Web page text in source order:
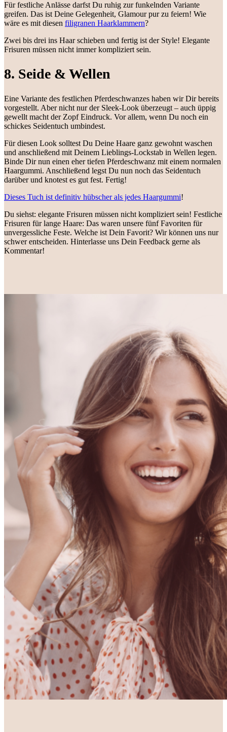
Für festliche Anlässe darfst Du ruhig zur funkelnden Variante
greifen. Das ist Deine Gelegenheit, Glamour pur zu feiern! Wie
wäre es mit diesen filigranen Haarklammern?
Zwei bis drei ins Haar schieben und fertig ist der Style! Elegante
Frisuren müssen nicht immer kompliziert sein.
8. Seide & Wellen
Eine Variante des festlichen Pferdeschwanzes haben wir Dir bereits
vorgestellt. Aber nicht nur der Sleek-Look überzeugt – auch üppig
gewellt macht der Zopf Eindruck. Vor allem, wenn Du noch ein
schickes Seidentuch umbindest.
Für diesen Look solltest Du Deine Haare ganz gewohnt waschen
und anschließend mit Deinem Lieblings-Lockstab in Wellen legen.
Binde Dir nun einen eher tiefen Pferdeschwanz mit einem normalen
Haargummi. Anschließend legst Du nun noch das Seidentuch
darüber und knotest es gut fest. Fertig!
Dieses Tuch ist definitiv hübscher als jedes Haargummi!
Du siehst: elegante Frisuren müssen nicht kompliziert sein! Festliche
Frisuren für lange Haare: Das waren unsere fünf Favoriten für
unvergessliche Feste. Welche ist Dein Favorit? Wir können uns nur
schwer entscheiden. Hinterlasse uns Dein Feedback gerne als
Kommentar!